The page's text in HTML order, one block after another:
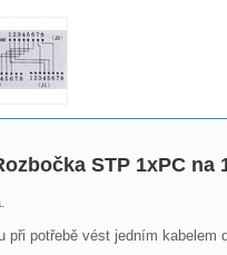
STP 1xPC na
při potřebě vést jedním kabelem